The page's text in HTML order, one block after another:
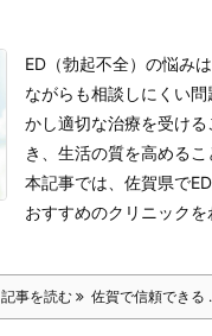
ED（勃起不全）の悩み
ながらも相談しにくい
かし適切な治療を受け
き、生活の質を高めるこ
本記事では、佐賀県で
おすすめのクリニック
記事を読む 佐賀で信頼できる